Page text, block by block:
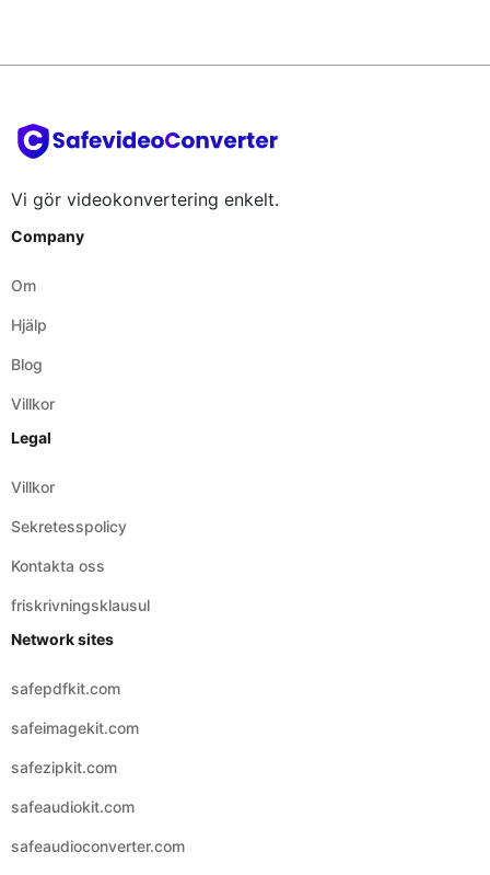
Vi gör videokonvertering enkelt.
Company
Om
Hjälp
Blog
Villkor
Legal
Villkor
Sekretesspolicy
Kontakta oss
friskrivningsklausul
Network sites
safepdfkit.com
safeimagekit.com
safezipkit.com
safeaudiokit.com
safeaudioconverter.com